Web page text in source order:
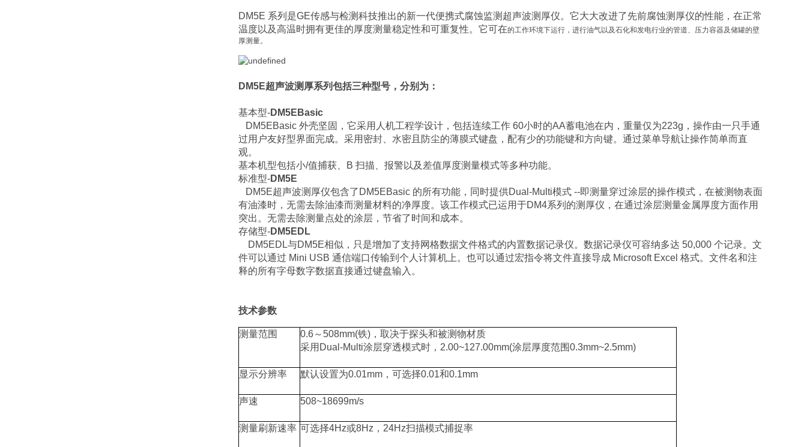
DM5E 系列是GE传感与检测科技推出的新一代便携式腐蚀监测超声波测厚仪。它大大改进了先前腐蚀测厚仪的性能，在正常
温度以及高温时拥有更佳的厚度测量稳定性和可重复性。它可在的工作环境下运行，进行油气以及石化和发电行业的管道、压力容器及储罐的壁
厚测量。
DM5E超声波测厚系列包括三种型号，分别为：
基本型-DM5EBasic
DM5EBasic 外壳坚固，它采用人机工程学设计，包括连续工作 60小时的AA蓄电池在内，重量仅为223g，操作由一只手通
过用户友好型界面完成。采用密封、水密且防尘的薄膜式键盘，配有少的功能键和方向键。通过菜单导航让操作简单而直
观。
基本机型包括小/值捕获、B 扫描、报警以及差值厚度测量模式等多种功能。
标准型-DM5E
DM5E超声波测厚仪包含了DM5EBasic 的所有功能，同时提供Dual-Multi模式 --即测量穿过涂层的操作模式，在被测物表面
有油漆时，无需去除油漆而测量材料的净厚度。该工作模式已运用于DM4系列的测厚仪，在通过涂层测量金属厚度方面作用
突出。无需去除测量点处的涂层，节省了时间和成本。
存储型-DM5EDL
DM5EDL与DM5E相似，只是增加了支持网格数据文件格式的内置数据记录仪。数据记录仪可容纳多达 50,000 个记录。文
件可以通过 Mini USB 通信端口传输到个人计算机上。也可以通过宏指令将文件直接导成 Microsoft Excel 格式。文件名和注
释的所有字母数字数据直接通过键盘输入。
技术参数
测量范围 0.6～ 508mm(铁) ，取决于探头和被测物材质
采用 Dual-Multi涂层穿透模式时， 2.00~127.00mm(涂层厚度范围0.3mm~2.5mm)
显示分辨率 默认设置为0.01mm ，可选择0.01和0.1mm
声速 508~18699m/s
测量刷新速率 可选择4Hz或8Hz ， 24Hz扫描模式捕捉率